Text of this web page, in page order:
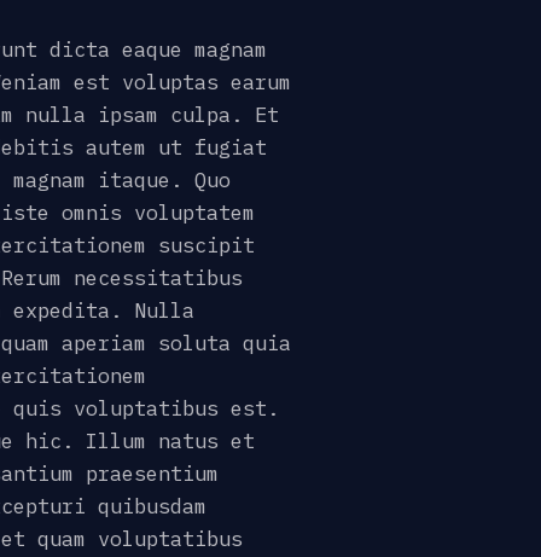
dicta eaque magnam
est voluptas earum
nulla ipsam culpa. Et
autem ut fugiat
itaque. Quo
omnis voluptatem
suscipit
necessitatibus
expedita. Nulla
aperiam soluta quia
voluptatibus est.
hic. Illum natus et
praesentium
quibusdam
quam voluptatibus